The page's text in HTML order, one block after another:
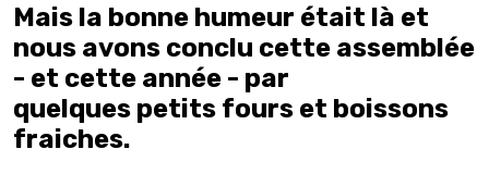
Mais la bonne humeur était là et
nous avons conclu cette assemblée
- et cette année - par
quelques petits fours et boissons
fraiches.